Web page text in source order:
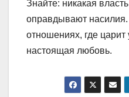
Знайте: никакая
оправдывают
отношениях, где
настоящая любовь.